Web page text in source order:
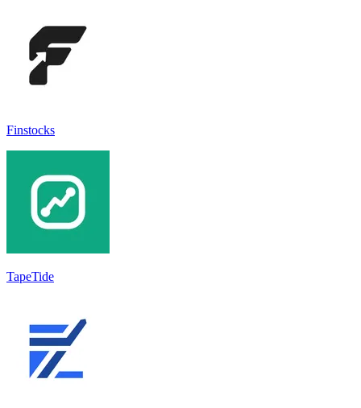
Finstocks
TapeTide